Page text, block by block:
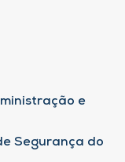
e
Segurança do